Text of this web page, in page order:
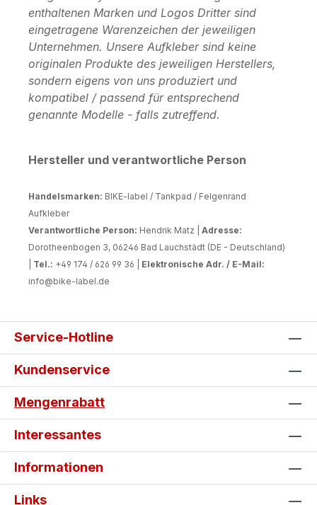
enthaltenen Marken und Logos Dritter sind
eingetragene Warenzeichen der jeweiligen
Unternehmen. Unsere Aufkleber sind keine
originalen Produkte des jeweiligen Herstellers,
sondern eigens von uns produziert und
kompatibel / passend für entsprechend
genannte Modelle - falls zutreffend.
Hersteller und verantwortliche Person
Handelsmarken: BIKE-label / Tankpad / Felgenrand
Aufkleber
Verantwortliche Person: Hendrik Matz | Adresse:
Dorotheenbogen 3, 06246 Bad Lauchstädt (DE - Deutschland)
Tel.: +49 174 / 626 99 36 | Elektronische Adr. / E-Mail:
info@bike-label.de
Service-Hotline
Kundenservice
Mengenrabatt
Interessantes
Informationen
Links